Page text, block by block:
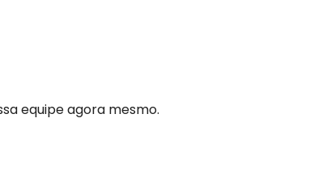
equipe agora mesmo.